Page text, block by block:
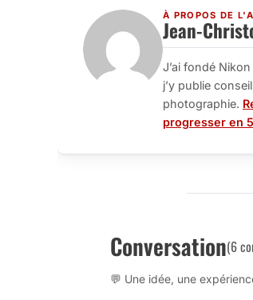
À PROPOS DE
Jean-
J’ai fondé
j’y publie
photographie.
progresser en
Conversation(6
💬 Une idée, une